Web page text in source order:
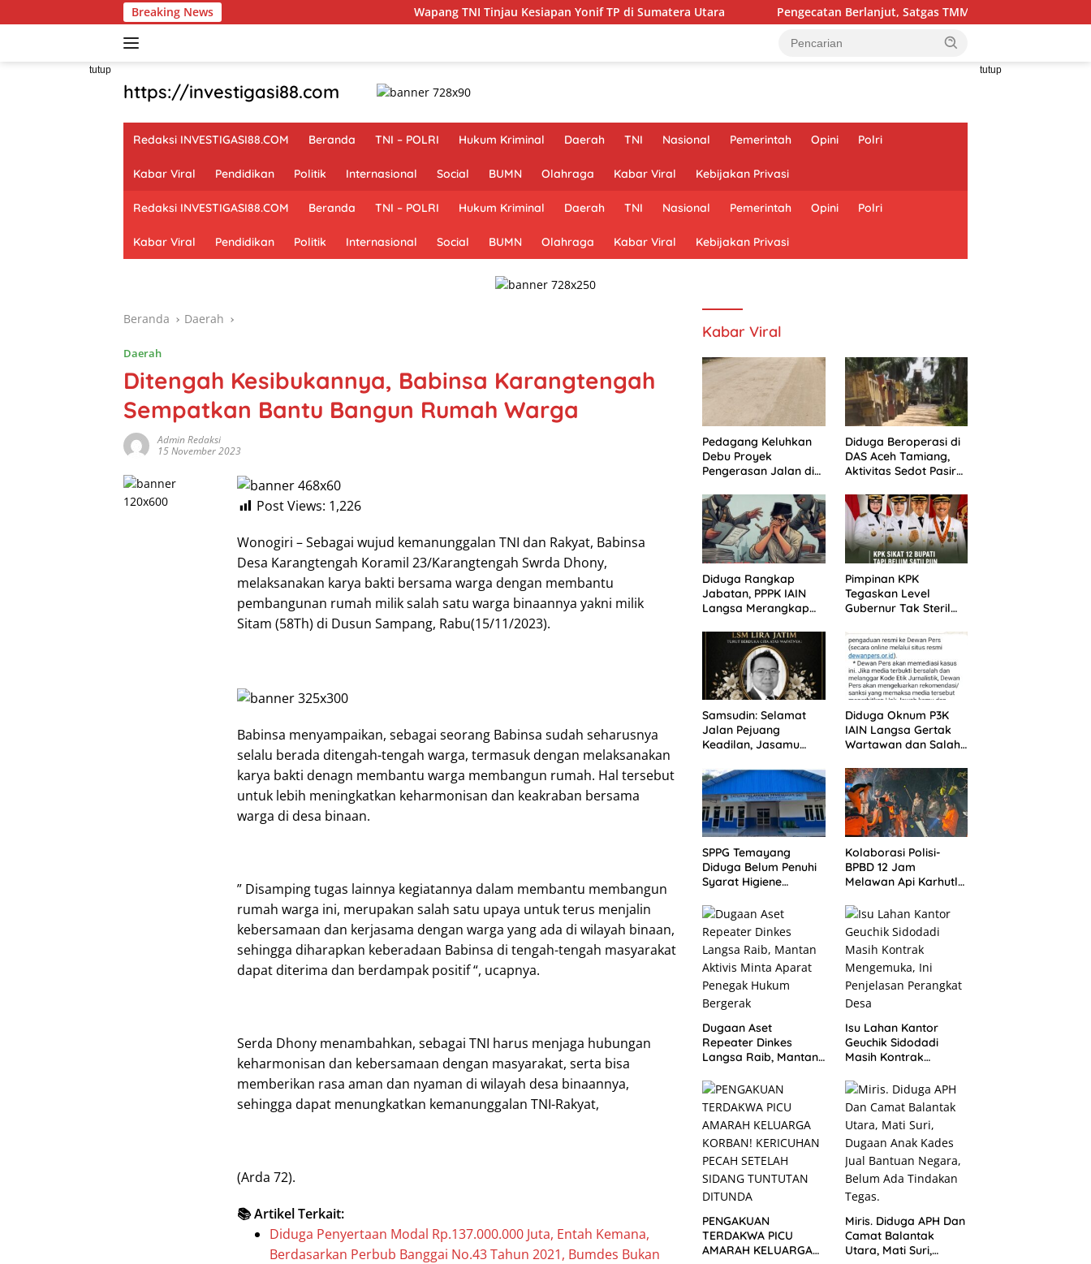
ke
Breaking News Wapang TNI Tinjau Kesiapan Yonif TP di Sumatera Utara Pengecatan Berlanjut, Satgas TMMD Kodim 1002/HST Percantik
tutup tutup
https://investigasi88.com
Redaksi INVESTIGASI88.COM Beranda TNI – POLRI Hukum Kriminal Daerah TNI Nasional Pemerintah Opini Polri
Kabar Viral Pendidikan Politik Internasional Social BUMN Olahraga Kabar Viral Kebijakan Privasi
Redaksi INVESTIGASI88.COM Beranda TNI – POLRI Hukum Kriminal Daerah TNI Nasional Pemerintah Opini Polri
Kabar Viral Pendidikan Politik Internasional Social BUMN Olahraga Kabar Viral Kebijakan Privasi
Beranda Daerah
Daerah
Ditengah Kesibukannya, Babinsa Karangtengah
Sempatkan Bantu Bangun Rumah Warga
Admin Redaksi
15 November 2023
Post Views: 1,226
Wonogiri – Sebagai wujud kemanunggalan TNI dan Rakyat, Babinsa
Desa Karangtengah Koramil 23/Karangtengah Swrda Dhony,
melaksanakan karya bakti bersama warga dengan membantu
pembangunan rumah milik salah satu warga binaannya yakni milik
Sitam (58Th) di Dusun Sampang, Rabu(15/11/2023).
Babinsa menyampaikan, sebagai seorang Babinsa sudah seharusnya
selalu berada ditengah-tengah warga, termasuk dengan melaksanakan
karya bakti denagn membantu warga membangun rumah. Hal tersebut
untuk lebih meningkatkan keharmonisan dan keakraban bersama
warga di desa binaan.
” Disamping tugas lainnya kegiatannya dalam membantu membangun
rumah warga ini, merupakan salah satu upaya untuk terus menjalin
kebersamaan dan kerjasama dengan warga yang ada di wilayah binaan,
sehingga diharapkan keberadaan Babinsa di tengah-tengah masyarakat
dapat diterima dan berdampak positif “, ucapnya.
Serda Dhony menambahkan, sebagai TNI harus menjaga hubungan
keharmonisan dan kebersamaan dengan masyarakat, serta bisa
memberikan rasa aman dan nyaman di wilayah desa binaannya,
sehingga dapat menungkatkan kemanunggalan TNI-Rakyat,
(Arda 72).
📚 Artikel Terkait:
Diduga Penyertaan Modal Rp.137.000.000 Juta, Entah Kemana,
Berdasarkan Perbub Banggai No.43 Tahun 2021, Bumdes Bukan
Kabar Viral
Pedagang Keluhkan
Debu Proyek
Pengerasan Jalan di
Kampung Aceh
Tamiang
Diduga Beroperasi di
DAS Aceh Tamiang,
Aktivitas Sedot Pasir
Dipertanyakan Izin
Diduga Rangkap
Jabatan, PPPK IAIN
Langsa Merangkap
Sorotan Warga
Pimpinan KPK
Tegaskan Level
Gubernur Tak Steril
Cukup, Bukan
Dilindungi
Samsudin: Selamat
Jalan Pejuang
Keadilan, Jasamu
Diduga Oknum P3K
IAIN Langsa Gertak
Wartawan dan Salah
Klarifikasi ke Media
SPPG Temayang
Diduga Belum Penuhi
Syarat Higiene
Publik
Kolaborasi Polisi-
BPBD 12 Jam
Melawan Api Karhutla
Dugaan Aset
Repeater Dinkes
Langsa Raib, Mantan
Penegak Hukum
Bergerak
Isu Lahan Kantor
Geuchik Sidodadi
Masih Kontrak
Penjelasan Perangkat
Desa
PENGAKUAN
TERDAKWA PICU
AMARAH KELUARGA
Miris. Diduga APH Dan
Camat Balantak
Utara, Mati Suri,